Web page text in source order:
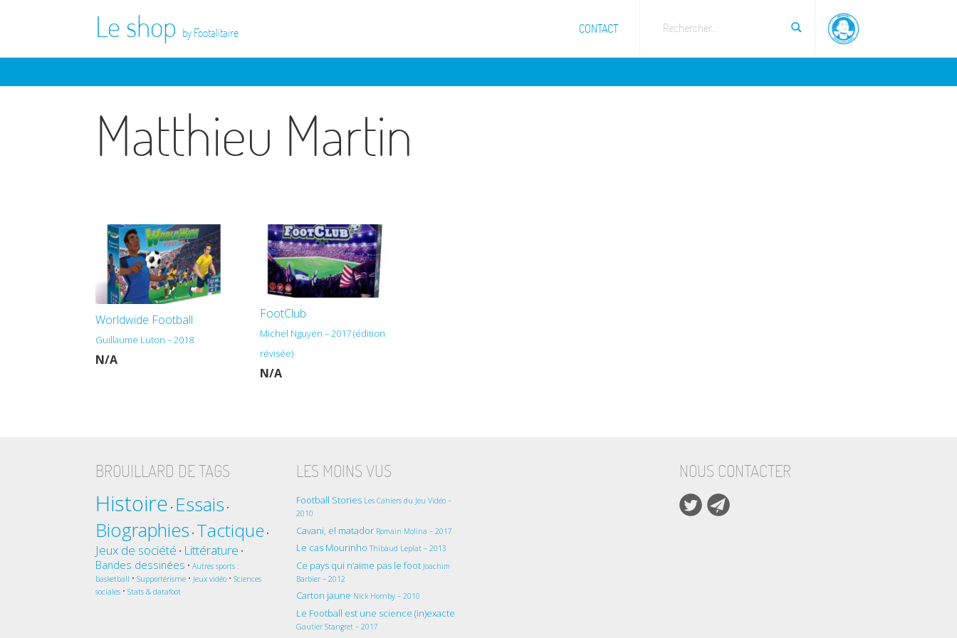
Le shop by Footalitaire CONTACT Rechercher...
Matthieu Martin
Worldwide Football
Guillaume Luton – 2018
N/A
FootClub
Michel Nguyen – 2017 (édition
révisée)
N/A
BROUILLARD DE TAGS
Histoire • Essais •
Biographies • Tactique •
Jeux de société • Littérature •
Bandes dessinées •Autres sports :
basketball •Supportérisme • Jeux vidéo •Sciences
sociales •Stats & datafoot
LES MOINS VUS
Football Stories Les Cahiers du Jeu Vidéo –
2010
Cavani, el matador Romain Molina – 2017
Le cas MourinhoThibaud Leplat – 2013
Ce pays qui n’aime pas le foot Joachim
Barbier – 2012
Carton jaune Nick Hornby – 2010
Le Football est une science (in)exacte
Gautier Stangret – 2017
NOUS CONTACTER